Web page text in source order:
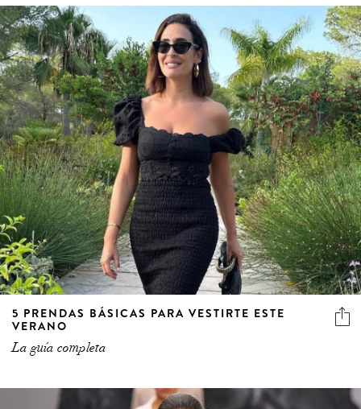
5 PRENDAS BÁSICAS PARA VESTIRTE ESTE
VERANO
La guía completa